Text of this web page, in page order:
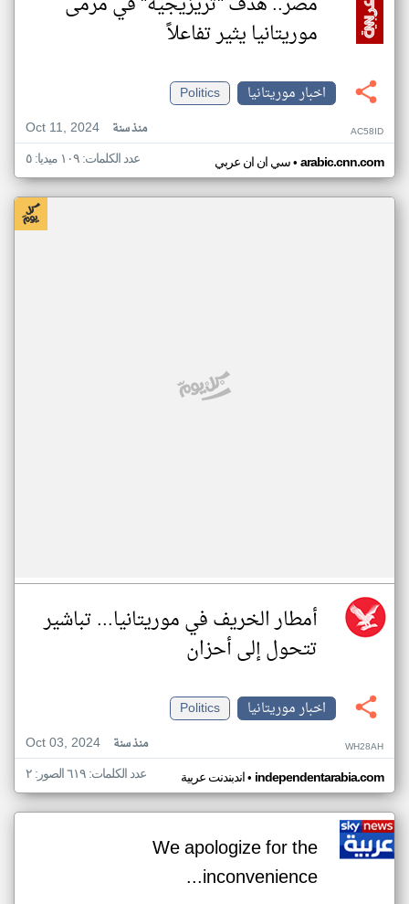
موريتانيا يثير تفاعلاً
اخبار موريتانيا
Politics
Oct 11, 2024
منذ سنة AC58ID
سي ان ان عربي• arabic.cnn.com عدد الكلمات: ١٠٩ ميديا: ٥
أمطار الخريف في موريتانيا... تباشير
تتحول إلى أحزان
اخبار موريتانيا
Politics
Oct 03, 2024
منذ سنة WH28AH
اندبندنت عربية• independentarabia.com عدد الكلمات: ٦١٩ الصور: ٢
We apologize for the
inconvenience...